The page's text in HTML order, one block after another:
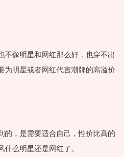
不像明星和网红那么好，也穿不出
为明星或者网红代言潮牌的高溢价
的，是需要适合自己，性价比高的
么明星还是网红了。